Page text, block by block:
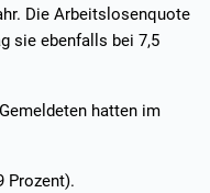
Die Arbeitslosenquote
sie ebenfalls bei 7,5
hatten im
Prozent).